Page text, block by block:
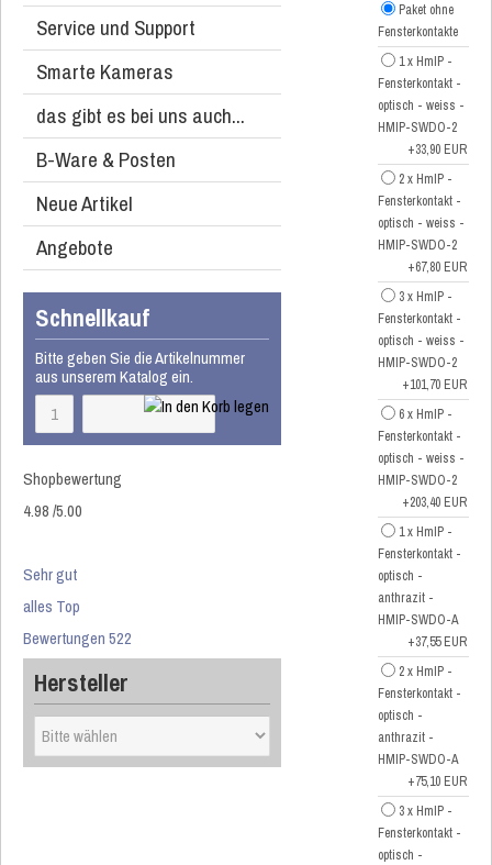
Service und Support
Smarte Kameras
das gibt es bei uns auch...
B-Ware & Posten
Neue Artikel
Angebote
Schnellkauf
Bitte geben Sie die Artikelnummer
aus unserem Katalog ein.
Shopbewertung
4.98/5.00
Sehr gut
alles Top
Bewertungen 522
Hersteller
Paket ohne
Fensterkontakte
1 x HmIP -
Fensterkontakt -
optisch - weiss -
HMIP-SWDO-2
+33,90 EUR
2 x HmIP -
Fensterkontakt -
optisch - weiss -
HMIP-SWDO-2
+67,80 EUR
3 x HmIP -
Fensterkontakt -
optisch - weiss -
HMIP-SWDO-2
+101,70 EUR
6 x HmIP -
Fensterkontakt -
optisch - weiss -
HMIP-SWDO-2
+203,40 EUR
1 x HmIP -
Fensterkontakt -
optisch -
anthrazit -
HMIP-SWDO-A
+37,55 EUR
2 x HmIP -
Fensterkontakt -
optisch -
anthrazit -
HMIP-SWDO-A
+75,10 EUR
3 x HmIP -
Fensterkontakt -
optisch -